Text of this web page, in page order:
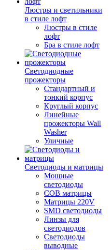
Люстры и светильники
в стиле лофт
Люстры в стиле
лофт
Бра в стиле лофт
Светодиодные
прожекторы
Стандартный и
тонкий корпус
Круглый корпус
Линейные
прожекторы Wall
Washer
Уличные
Светодиоды и матрицы
Мощные
светодиоды
COB матрицы
Матрицы 220V
SMD светодиоды
Линзы для
светодиодов
Светодиоды
выводные